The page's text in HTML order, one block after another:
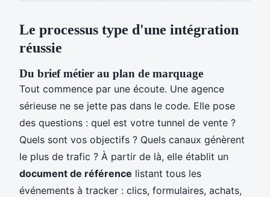
Le processus type d'une intégration
réussie
Du brief métier au plan de marquage
Tout commence par une écoute. Une agence
sérieuse ne se jette pas dans le code. Elle pose
des questions : quel est votre tunnel de vente ?
Quels sont vos objectifs ? Quels canaux génèrent
le plus de trafic ? À partir de là, elle établit un
document de référence listant tous les
événements à tracker : clics, formulaires, achats,